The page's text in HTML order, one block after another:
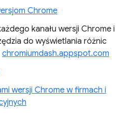
Chrome
kanału wersji Chrome i
do wyświetlania różnic
chromiumdash.appspot.com
wersji Chrome w firmach i